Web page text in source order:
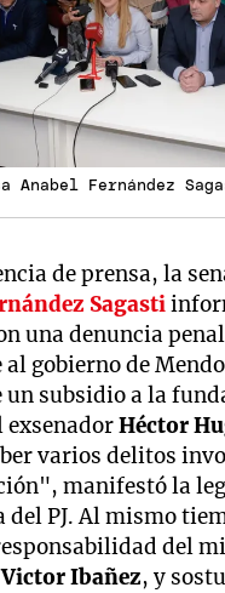
Anabel Fernández
de prensa, la
Sagasti
una denuncia
gobierno de
un subsidio a la
exsenadorHéctor
varios delitos
manifestó la
del PJ. Al mismo
del
Victor Ibañez, y